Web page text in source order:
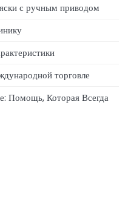
с ручным приводом
торговле
Помощь, Которая Всегда